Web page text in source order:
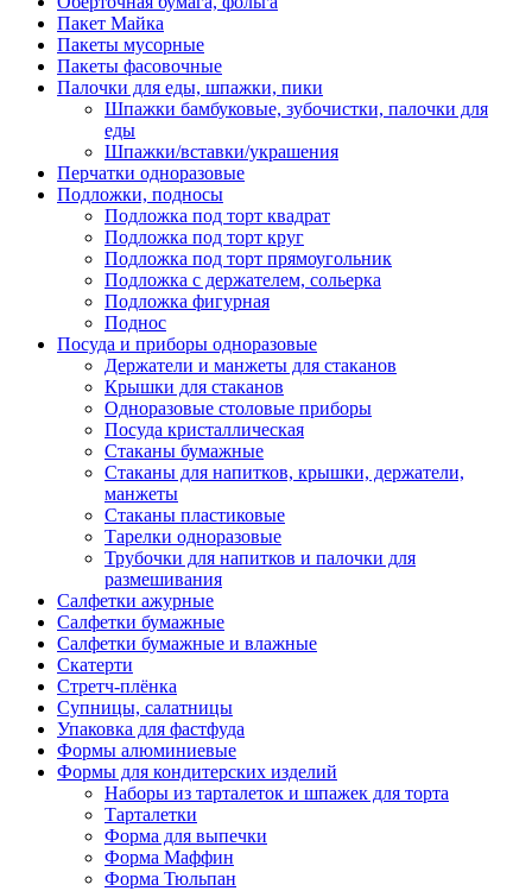
Пакет Майка
Пакеты мусорные
Пакеты фасовочные
Палочки для еды, шпажки, пики
Шпажки бамбуковые, зубочистки, палочки для
еды
Шпажки/вставки/украшения
Перчатки одноразовые
Подложки, подносы
Подложка под торт квадрат
Подложка под торт круг
Подложка под торт прямоугольник
Подложка с держателем, сольерка
Подложка фигурная
Поднос
Посуда и приборы одноразовые
Держатели и манжеты для стаканов
Крышки для стаканов
Одноразовые столовые приборы
Посуда кристаллическая
Стаканы бумажные
Стаканы для напитков, крышки, держатели,
манжеты
Стаканы пластиковые
Тарелки одноразовые
Трубочки для напитков и палочки для
размешивания
Салфетки ажурные
Салфетки бумажные
Салфетки бумажные и влажные
Скатерти
Стретч-плёнка
Супницы, салатницы
Упаковка для фастфуда
Формы алюминиевые
Формы для кондитерских изделий
Наборы из тарталеток и шпажек для торта
Тарталетки
Форма для выпечки
Форма Маффин
Форма Тюльпан